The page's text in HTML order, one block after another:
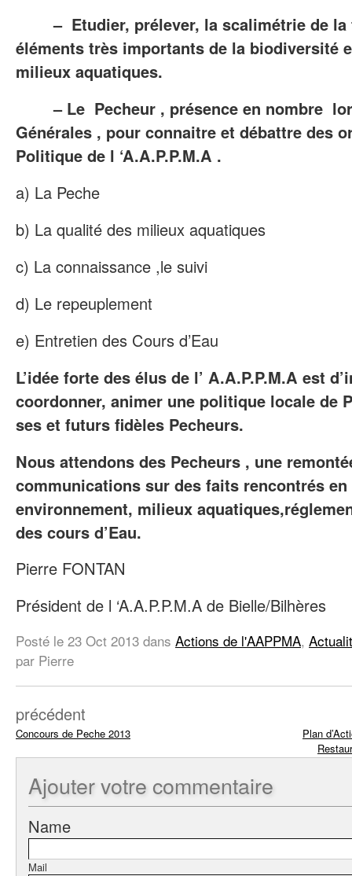
– Etudier, prélever, la scalimétrie de la
éléments très importants de la biodiversité
milieux aquatiques.
– Le Pecheur , présence en nombre
Générales , pour connaitre et débattre des
Politique de l ‘A.A.P.P.M.A .
a) La Peche
b) La qualité des milieux aquatiques
c) La connaissance ,le suivi
d) Le repeuplement
e) Entretien des Cours d’Eau
L’idée forte des élus de l’ A.A.P.P.M.A est
coordonner, animer une politique locale de
ses et futurs fidèles Pecheurs.
Nous attendons des Pecheurs , une
communications sur des faits rencontrés
environnement, milieux
des cours d’Eau.
Pierre FONTAN
Président de l ‘A.A.P.P.M.A de Bielle/Bilhères
Posté le 23 Oct 2013 dans Actions de l'AAPPMA,
par Pierre
précédent
Concours de Peche 2013
Plan
Ajoutervotre commentaire
Name
Mail